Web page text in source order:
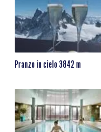
Pranzo in cielo 3842 m